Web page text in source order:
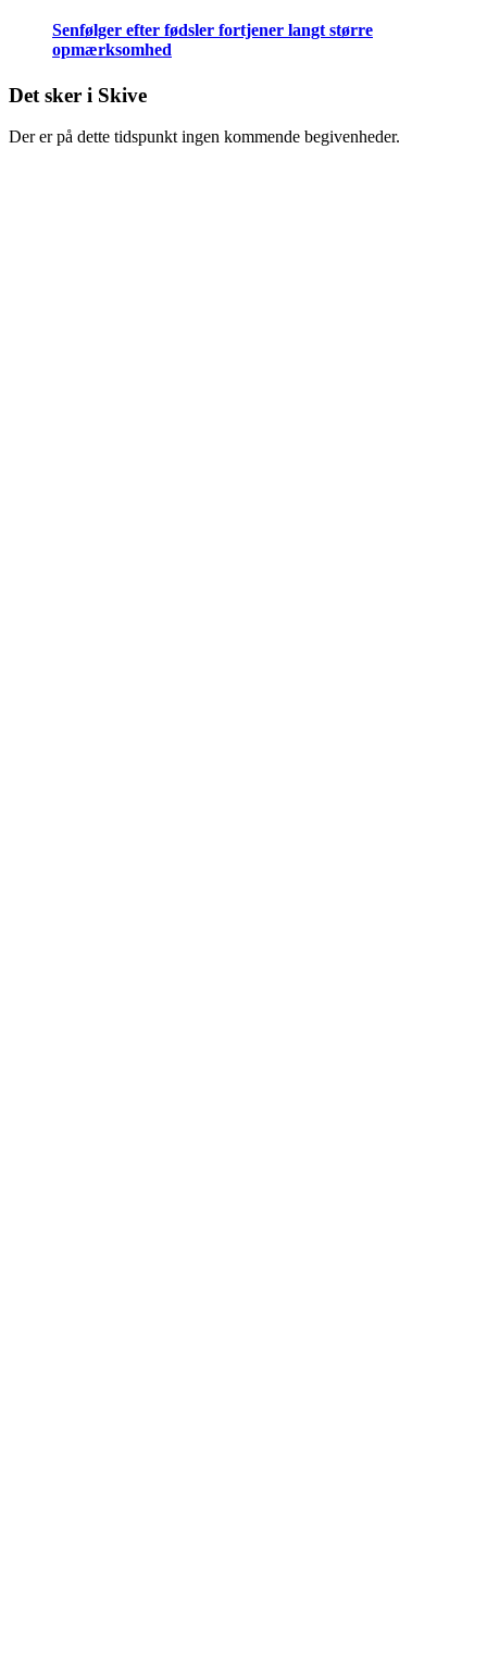
Senfølger efter fødsler fortjener langt større
opmærksomhed
Det sker i Skive
Der er på dette tidspunkt ingen kommende begivenheder.